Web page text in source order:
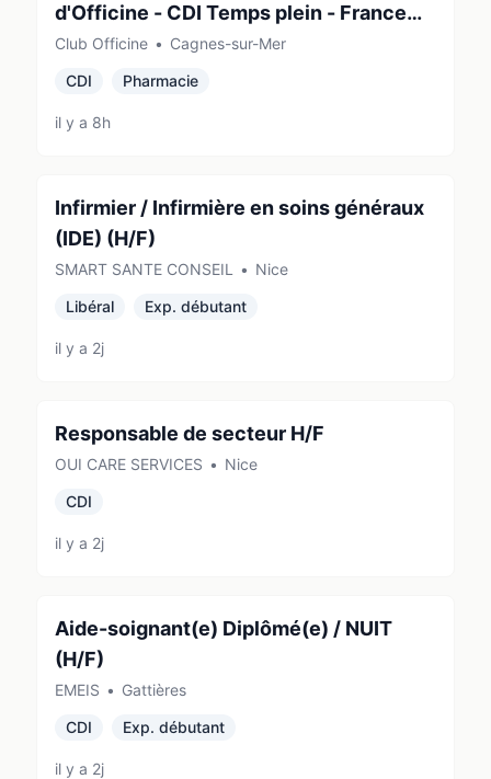
d'Officine - CDI Temps plein - France
(06800)
Club Officine • Cagnes-sur-Mer
CDI
Pharmacie
il y a 8h
Infirmier / Infirmière en soins généraux
(IDE) (H/F)
SMART SANTE CONSEIL • Nice
Libéral
Exp. débutant
il y a 2j
Responsable de secteur H/F
OUI CARE SERVICES • Nice
CDI
il y a 2j
Aide-soignant(e) Diplômé(e) / NUIT
(H/F)
EMEIS • Gattières
CDI
Exp. débutant
il y a 2j